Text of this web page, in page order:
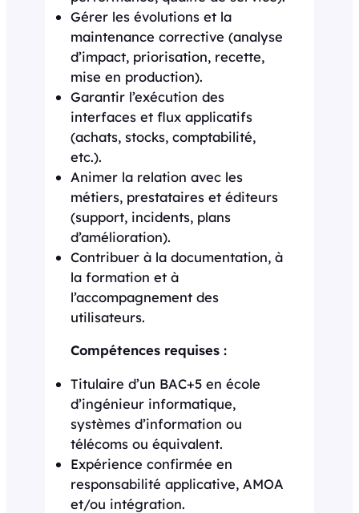
Gérer les évolutions et la
maintenance corrective (analyse
d’impact, priorisation, recette,
mise en production).
Garantir l’exécution des
interfaces et flux applicatifs
(achats, stocks, comptabilité,
etc.).
Animer la relation avec les
métiers, prestataires et éditeurs
(support, incidents, plans
d’amélioration).
Contribuer à la documentation, à
la formation et à
l’accompagnement des
utilisateurs.
Compétences requises :
Titulaire d’un BAC+5 en école
d’ingénieur informatique,
systèmes d’information ou
télécoms ou équivalent.
Expérience confirmée en
responsabilité applicative, AMOA
et/ou intégration.